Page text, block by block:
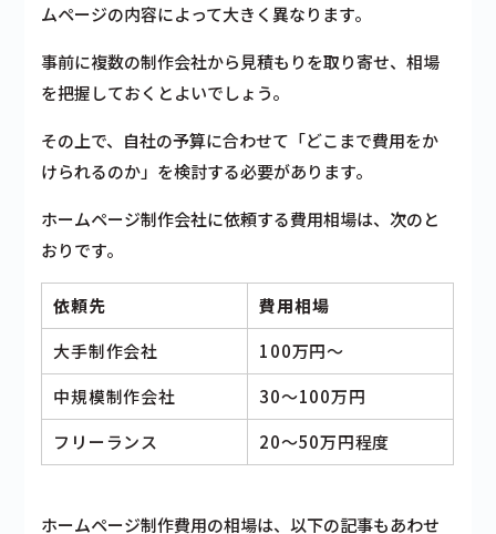
ムページの内容によって大きく異なります。
事前に複数の制作会社から見積もりを取り寄せ、相場
を把握しておくとよいでしょう。
その上で、自社の予算に合わせて「どこまで費用をか
けられるのか」を検討する必要があります。
ホームページ制作会社に依頼する費用相場は、次のと
おりです。
依頼先
費用相場
大手制作会社
100万円～
中規模制作会社
30～100万円
フリーランス
20～50万円程度
ホームページ制作費用の相場は、以下の記事もあわせ